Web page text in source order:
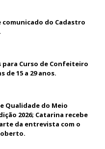
do Cadastro
para Curso de Confeiteiro
de 15 a 29 anos.
Qualidade do Meio
2026; Catarina recebe
da entrevista com o